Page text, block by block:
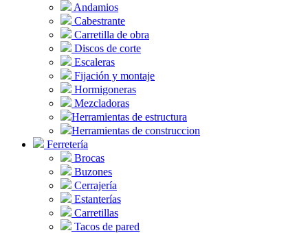
Andamios
Cabestrante
Carretilla de obra
Discos de corte
Escaleras
Fijación y montaje
Hormigoneras
Mezcladoras
Herramientas de estructura
Herramientas de construccion
Ferretería
Brocas
Buzones
Cerrajería
Estanterías
Carretillas
Tacos de pared